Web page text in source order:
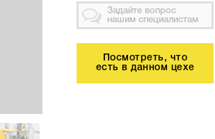
Задайте вопрос
нашим специалистам
Посмотреть, что
есть в данном цехе